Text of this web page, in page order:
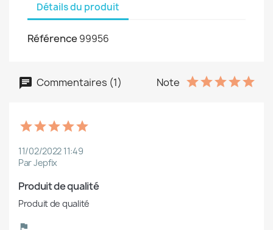
Détails du produit
Référence 99956
Commentaires (1) Note
11/02/2022 11:49
Par Jepfix
Produit de qualité
Produit de qualité